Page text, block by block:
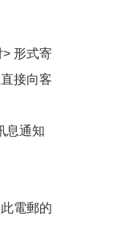
形式寄
接向客
息通知
電郵的